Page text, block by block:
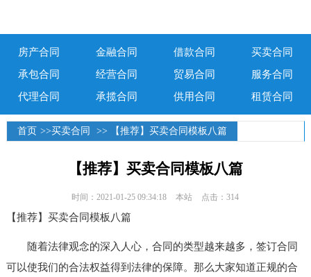
房产合同 金融合同 借款合同
买卖合同
承包合同
经营合同 贸易合同
服务合同
代理合同
承揽合同 供用合同 租赁合同
首页 >>买卖合同 >> 【推荐】买卖合同模板八篇
【推荐】买卖合同模板八篇
时间：2021-01-25 09:34:18 本站 点击：314
【推荐】买卖合同模板八篇
随着法律观念的深入人心，合同的类型越来越多，签订合同
可以使我们的合法权益得到法律的保障。那么大家知道正规的合